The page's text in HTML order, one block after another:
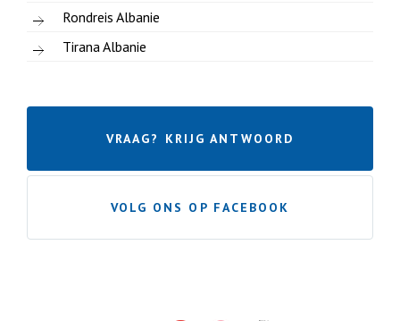
Rondreis Albanie
Tirana Albanie
VRAAG? KRIJG ANTWOORD
VOLG ONS OP FACEBOOK